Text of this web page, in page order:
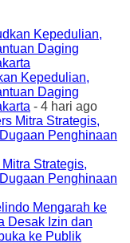
Kepedulian,
Daging
- 4 hari ago
Strategis,
Penghinaan